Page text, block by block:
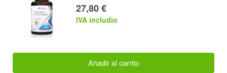
27,80 €
IVA includio
Añadir al carrito